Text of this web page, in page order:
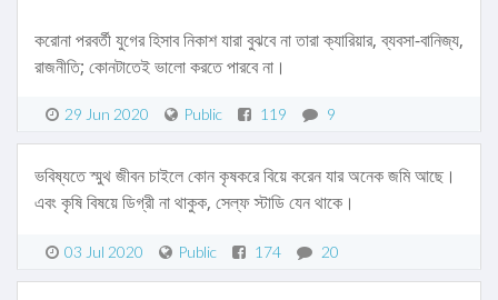
করোনা পরবর্তী যুগের হিসাব নিকাশ যারা বুঝবে না তারা ক্যারিয়ার, ব্যবসা-বানিজ্য,
রাজনীতি; কোনটাতেই ভালো করতে পারবে না।
29 Jun 2020 Public 119 9
ভবিষ্যতে স্মুথ জীবন চাইলে কোন কৃষকরে বিয়ে করেন যার অনেক জমি আছে।
এবং কৃষি বিষয়ে ডিগ্রী না থাকুক, সেল্ফ স্টাডি যেন থাকে।
03 Jul 2020 Public 174 20